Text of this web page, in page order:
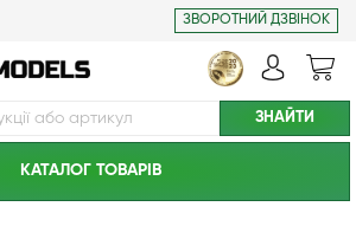
ЗВОРОТНИЙ ДЗВІНОК
КАТАЛОГ ТОВАРIВ